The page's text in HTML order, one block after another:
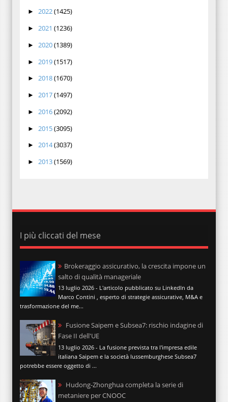
► 2022(1425)
► 2021 (1236)
► 2020(1389)
► 2019(1517)
► 2018(1670)
► 2017(1497)
► 2016(2092)
► 2015(3095)
► 2014(3037)
► 2013(1569)
I più cliccati del mese
Brokeraggio assicurativo, la crescita impone un
salto di qualità manageriale
13 luglio 2026 - L'articolo pubblicato su LinkedIn da
Marco Contini , esperto di strategie assicurative, M&A e
trasformazione del me...
Fusione Saipem e Subsea7: rischio indagine di
Fase II dell'UE
13 luglio 2026 - La fusione prevista tra l'impresa edile
italiana Saipem e la società lussemburghese Subsea7
potrebbe essere oggetto di ...
Hudong-Zhonghua completa la serie di
metaniere per CNOOC